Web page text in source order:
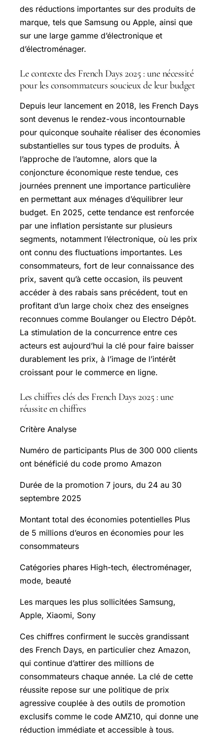
des réductions importantes sur des produits de
marque, tels que Samsung ou Apple, ainsi que
sur une large gamme d’électronique et
d’électroménager.
Le contexte des French Days 2025 : une nécessité
pour les consommateurs soucieux de leur budget
Depuis leur lancement en 2018, les French Days
sont devenus le rendez-vous incontournable
pour quiconque souhaite réaliser des économies
substantielles sur tous types de produits. À
l’approche de l’automne, alors que la
conjoncture économique reste tendue, ces
journées prennent une importance particulière
en permettant aux ménages d’équilibrer leur
budget. En 2025, cette tendance est renforcée
par une inflation persistante sur plusieurs
segments, notamment l’électronique, où les prix
ont connu des fluctuations importantes. Les
consommateurs, fort de leur connaissance des
prix, savent qu’à cette occasion, ils peuvent
accéder à des rabais sans précédent, tout en
profitant d’un large choix chez des enseignes
reconnues comme Boulanger ou Electro Dépôt.
La stimulation de la concurrence entre ces
acteurs est aujourd’hui la clé pour faire baisser
durablement les prix, à l’image de l’intérêt
croissant pour le commerce en ligne.
Les chiffres clés des French Days 2025 : une
réussite en chiffres
Critère Analyse
Numéro de participants Plus de 300 000 clients
ont bénéficié du code promo Amazon
Durée de la promotion 7 jours, du 24 au 30
septembre 2025
Montant total des économies potentielles Plus
de 5 millions d’euros en économies pour les
consommateurs
Catégories phares High-tech, électroménager,
mode, beauté
Les marques les plus sollicitées Samsung,
Apple, Xiaomi, Sony
Ces chiffres confirment le succès grandissant
des French Days, en particulier chez Amazon,
qui continue d’attirer des millions de
consommateurs chaque année. La clé de cette
réussite repose sur une politique de prix
agressive couplée à des outils de promotion
exclusifs comme le code AMZ10, qui donne une
réduction immédiate et accessible à tous.